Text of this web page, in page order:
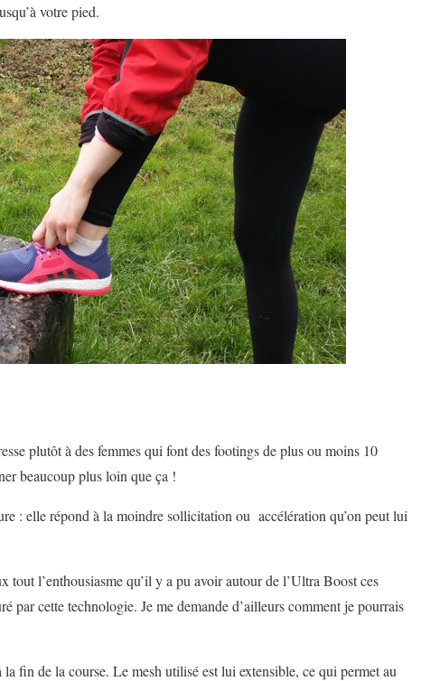
votre pied.
plutôt à des femmes qui font des footings de plus ou moins 10
beaucoup plus loin que ça !
: elle répond à la moindre sollicitation ou accélération qu’on peut lui
tout l’enthousiasme qu’il y a pu avoir autour de l’Ultra Boost ces
par cette technologie. Je me demande d’ailleurs comment je pourrais
fin de la course. Le mesh utilisé est lui extensible, ce qui permet au